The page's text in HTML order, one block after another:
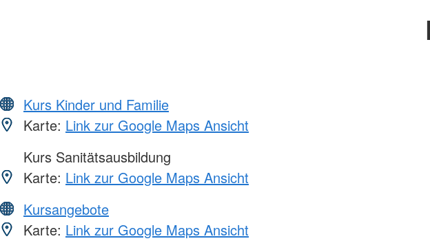
Kurs Kinder und Familie
Karte: Link zur Google Maps Ansicht
Kurs Sanitätsausbildung
Karte: Link zur Google Maps Ansicht
Kursangebote
Karte: Link zur Google Maps Ansicht